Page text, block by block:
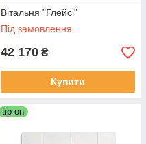
Вітальня "Глейсі"
Під замовлення
42 170 ₴
Купити
tip-on